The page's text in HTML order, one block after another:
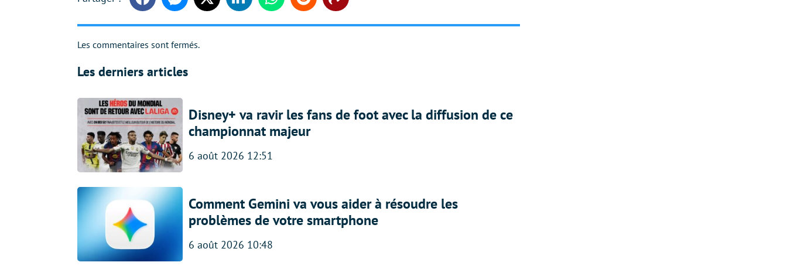
FacebookMessengerTwitter LinkedinWhatsappReddit Share
Les commentaires sont fermés.
Les derniers articles
Disney+ va ravir les fans de foot avec la diffusion de ce
championnat majeur
6 août 2026 12:51
Comment Gemini va vous aider à résoudre les
problèmes de votre smartphone
6 août 2026 10:48